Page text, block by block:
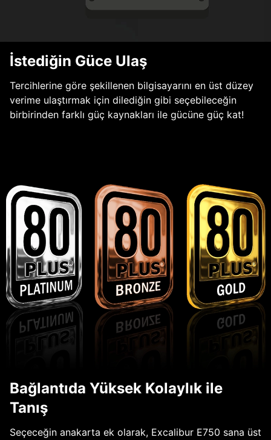
İstediğin Güce Ulaş
Tercihlerine göre şekillenen bilgisayarını en üst düzey
verime ulaştırmak için dilediğin gibi seçebileceğin
birbirinden farklı güç kaynakları ile gücüne güç kat!
Bağlantıda Yüksek Kolaylık ile
Tanış
Seçeceğin anakarta ek olarak, Excalibur E750 sana üst